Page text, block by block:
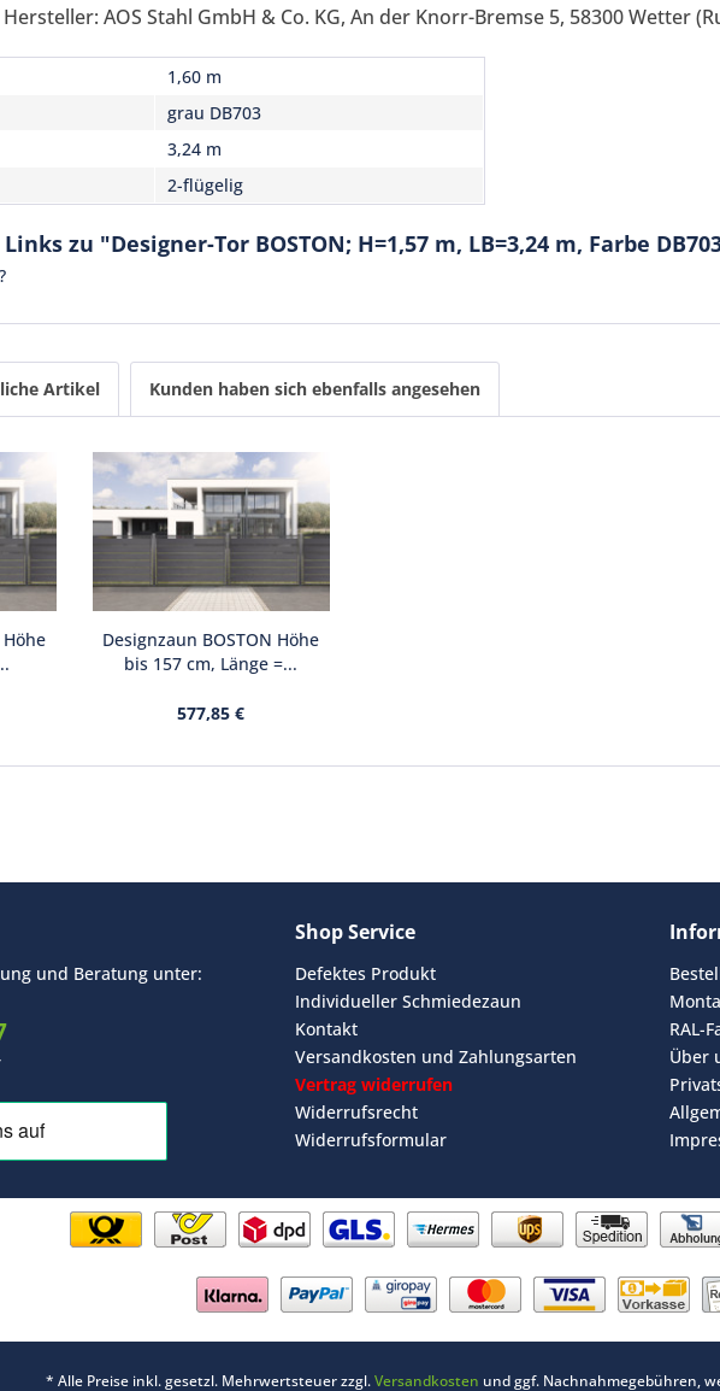
Hersteller: AOS Stahl GmbH & Co. KG, An der Knorr-Bremse 5, 58300 Wetter
1,60 m
grau DB703
3,24 m
2-flügelig
zu "Designer-Tor BOSTON; H=1,57 m, LB=3,24 m, Farbe
Artikel Kunden haben sich ebenfalls angesehen
Designzaun BOSTON Höhe
bis 157 cm, Länge =...
577,85 €
und Beratung unter:
Shop Service
Defektes Produkt
Individueller Schmiedezaun
Kontakt
Versandkosten und Zahlungsarten
Vertrag widerrufen
Widerrufsrecht
Widerrufsformular
RAL-
Über
* Alle Preise inkl. gesetzl. Mehrwertsteuer zzgl.Versandkosten und ggf. Nachnahmegebühren,